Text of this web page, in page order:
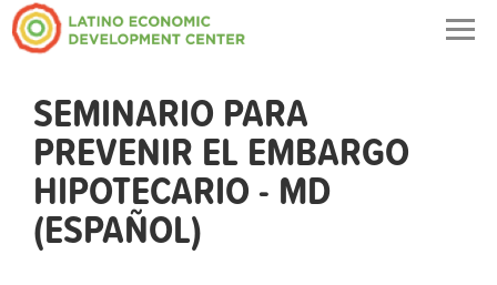
SEMINARIO PARA
PREVENIR EL EMBARGO
HIPOTECARIO - MD
(ESPAÑOL)